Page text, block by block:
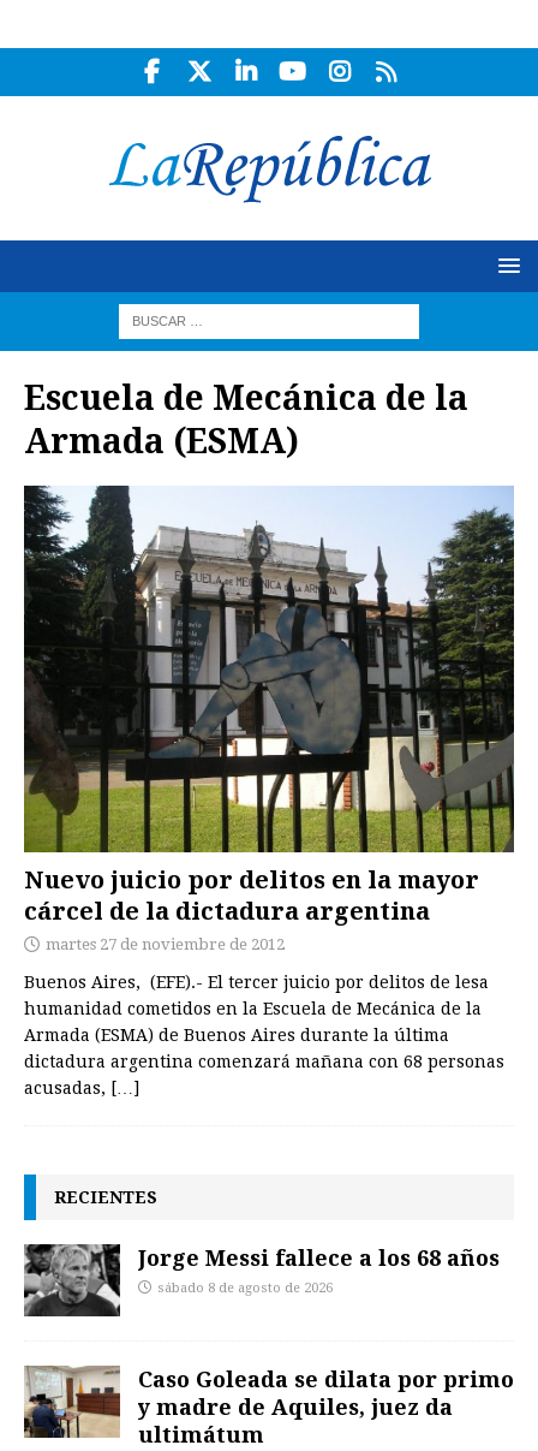
Escuela de Mecánica de la
Armada (ESMA)
Nuevo juicio por delitos en la mayor
cárcel de la dictadura argentina
martes 27 de noviembre de 2012
Buenos Aires, (EFE).- El tercer juicio por delitos de lesa
humanidad cometidos en la Escuela de Mecánica de la
Armada (ESMA) de Buenos Aires durante la última
dictadura argentina comenzará mañana con 68 personas
acusadas, […]
RECIENTES
Jorge Messi fallece a los 68 años
sábado 8 de agosto de 2026
Caso Goleada se dilata por primo
y madre de Aquiles, juez da
ultimátum